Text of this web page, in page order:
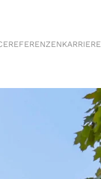
REFERENZENKARRIERE